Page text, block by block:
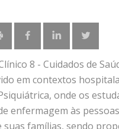
8 - Cuidados de
em contextos
onde os
enfermagem às
famílias, sendo